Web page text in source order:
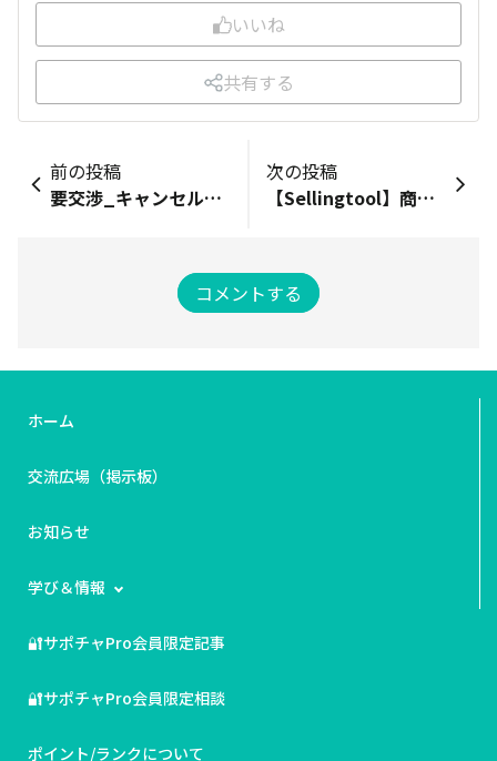
いいね
共有する
前の投稿
要交渉_キャンセル後のオーダーにフィードバックは残せるか？
次の投稿
【Sellingtool】商品・在庫管理高度化のお知らせ
コメントする
ホーム
交流広場（掲示板）
お知らせ
学び＆情報
🔐サポチャPro会員限定記事
🔐サポチャPro会員限定相談
ポイント/ランクについて